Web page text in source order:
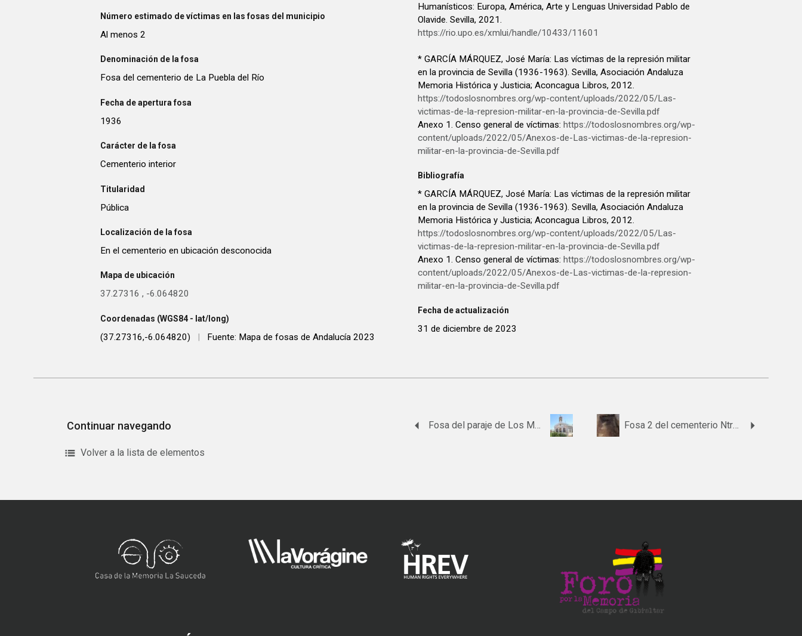
Número estimado de víctimas en las fosas del municipio
Al menos 2
Denominación de la fosa
Fosa del cementerio de La Puebla del Río
Fecha de apertura fosa
1936
Carácter de la fosa
Cementerio interior
Titularidad
Pública
Localización de la fosa
En el cementerio en ubicación desconocida
Mapa de ubicación
37.27316 , -6.064820
Coordenadas (WGS84 - lat/long)
(37.27316,-6.064820) | Fuente: Mapa de fosas de Andalucía 2023
Humanísticos: Europa, América, Arte y Lenguas Universidad Pablo de
Olavide. Sevilla, 2021.
https://rio.upo.es/xmlui/handle/10433/11601
* GARCÍA MÁRQUEZ, José María: Las víctimas de la represión militar
en la provincia de Sevilla (1936-1963). Sevilla, Asociación Andaluza
Memoria Histórica y Justicia; Aconcagua Libros, 2012.
https://todoslosnombres.org/wp-content/uploads/2022/05/Las-
victimas-de-la-represion-militar-en-la-provincia-de-Sevilla.pdf
Anexo 1. Censo general de víctimas: https://todoslosnombres.org/wp-
content/uploads/2022/05/Anexos-de-Las-victimas-de-la-represion-
militar-en-la-provincia-de-Sevilla.pdf
Bibliografía
* GARCÍA MÁRQUEZ, José María: Las víctimas de la represión militar
en la provincia de Sevilla (1936-1963). Sevilla, Asociación Andaluza
Memoria Histórica y Justicia; Aconcagua Libros, 2012.
https://todoslosnombres.org/wp-content/uploads/2022/05/Las-
victimas-de-la-represion-militar-en-la-provincia-de-Sevilla.pdf
Anexo 1. Censo general de víctimas: https://todoslosnombres.org/wp-
content/uploads/2022/05/Anexos-de-Las-victimas-de-la-represion-
militar-en-la-provincia-de-Sevilla.pdf
Fecha de actualización
31 de diciembre de 2023
Continuar navegando Fosa del paraje de Los Monos Carretera SE140 Fosa 2 del cementerio Ntra Sra de la Oliva de Lebrija
Volver a la lista de elementos